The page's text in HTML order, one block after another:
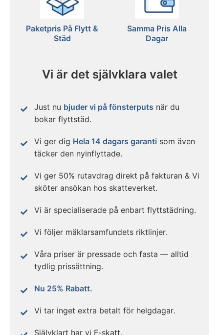
Paketpris På Flytt &
Städ
Samma Pris Alla
Dagar
Vi är det självklara valet
Just nu bjuder vi på fönsterputs när du
bokar flyttstäd.
Vi ger dig Hela 14 dagars garanti som även
täcker den nyinflyttade.
Vi ger 50% rutavdrag direkt på fakturan & Vi
sköter ansökan hos skatteverket.
Vi är specialiserade på enbart flyttstädning.
Vi följer mäklarsamfundets riktlinjer.
Våra priser är pressade och fasta — alltid
tydlig prissättning.
Nu 25% Rabatt.
Vi tar inget extra betalt för helgdagar.
Självklart har vi F-skatt.